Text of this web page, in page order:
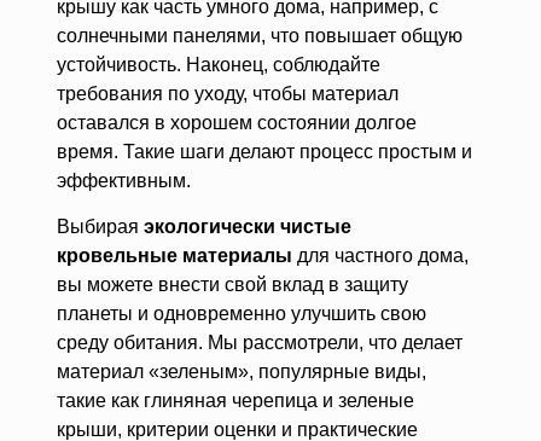
крышу как часть умного дома, например, с
солнечными панелями, что повышает общую
устойчивость. Наконец, соблюдайте
требования по уходу, чтобы материал
оставался в хорошем состоянии долгое
время. Такие шаги делают процесс простым и
эффективным.
Выбирая экологически чистые
кровельные материалы для частного дома,
вы можете внести свой вклад в защиту
планеты и одновременно улучшить свою
среду обитания. Мы рассмотрели, что делает
материал «зеленым», популярные виды,
такие как глиняная черепица и зеленые
крыши, критерии оценки и практические